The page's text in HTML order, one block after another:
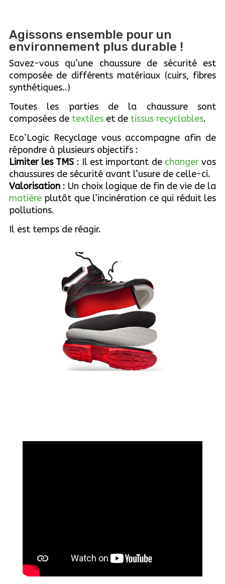
Agissons ensemble pour un
environnement plus durable !
Savez-vous qu’une chaussure de sécurité est
composée de différents matériaux (cuirs, fibres
synthétiques..)
Toutes les parties de la chaussure sont
composées de textileset de tissus recyclables.
Eco’Logic Recyclage vous accompagne afin de
répondre à plusieurs objectifs :
Limiter les TMS : Il est important de changervos
chaussures de sécurité avant l’usure de celle-ci.
Valorisation: Un choix logique de fin de vie de la
matièreplutôt que l’incinération ce qui réduit les
pollutions.
Il est temps de réagir.